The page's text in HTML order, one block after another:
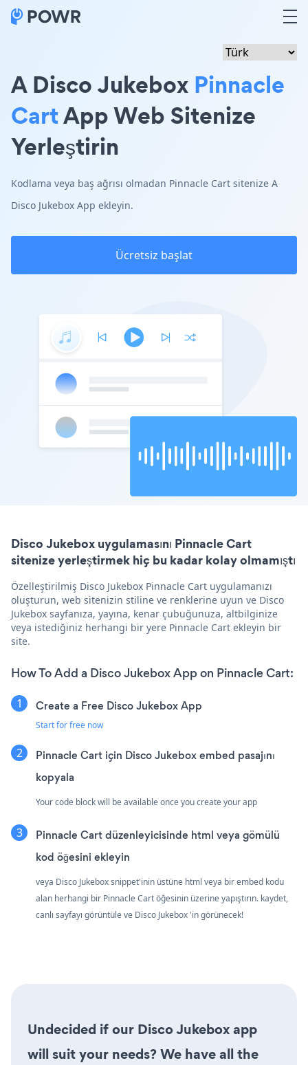
A Disco Jukebox Pinnacle
CartApp Web Sitenize
Yerleştirin
Kodlama veya baş ağrısı olmadan Pinnacle Cart sitenize A
Disco Jukebox App ekleyin.
Ücretsiz başlat
Disco Jukebox uygulamasını Pinnacle Cart
sitenize yerleştirmek hiç bu kadar kolay olmamıştı
Özelleştirilmiş Disco Jukebox Pinnacle Cart uygulamanızı
oluşturun, web sitenizin stiline ve renklerine uyun ve Disco
Jukebox sayfanıza, yayına, kenar çubuğunuza, altbilginize
veya istediğiniz herhangi bir yere Pinnacle Cart ekleyin bir
site.
How To Add a Disco Jukebox App on Pinnacle Cart:
Create a Free Disco Jukebox App
Start for free now
Pinnacle Cart için Disco Jukebox embed pasajını
kopyala
Your code block will be available once you create your app
Pinnacle Cart düzenleyicisinde html veya gömülü
kod öğesini ekleyin
veya Disco Jukebox snippet'inin üstüne html veya bir embed kodu
alan herhangi bir Pinnacle Cart öğesinin üzerine yapıştırın. kaydet,
canlı sayfayı görüntüle ve Disco Jukebox 'in görünecek!
Undecided if our Disco Jukebox app
will suit your needs? We have all the